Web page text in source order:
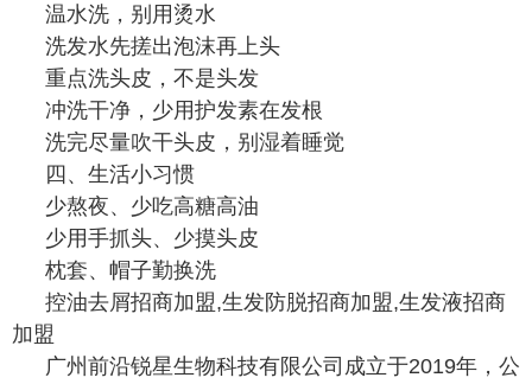
温水洗，别用烫水
洗发水先搓出泡沫再上头
重点洗头皮，不是头发
冲洗干净，少用护发素在发根
洗完尽量吹干头皮，别湿着睡觉
四、生活小习惯
少熬夜、少吃高糖高油
少用手抓头、少摸头皮
枕套、帽子勤换洗
控油去屑招商加盟,生发防脱招商加盟,生发液招商
加盟
广州前沿锐星生物科技有限公司成立于2019年，公